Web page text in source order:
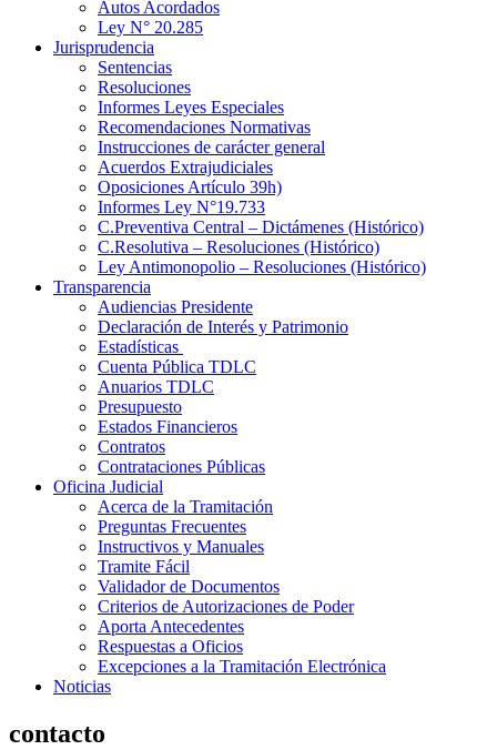
Autos Acordados
Ley N° 20.285
Jurisprudencia
Sentencias
Resoluciones
Informes Leyes Especiales
Recomendaciones Normativas
Instrucciones de carácter general
Acuerdos Extrajudiciales
Oposiciones Artículo 39h)
Informes Ley N°19.733
C.Preventiva Central – Dictámenes (Histórico)
C.Resolutiva – Resoluciones (Histórico)
Ley Antimonopolio – Resoluciones (Histórico)
Transparencia
Audiencias Presidente
Declaración de Interés y Patrimonio
Estadísticas
Cuenta Pública TDLC
Anuarios TDLC
Presupuesto
Estados Financieros
Contratos
Contrataciones Públicas
Oficina Judicial
Acerca de la Tramitación
Preguntas Frecuentes
Instructivos y Manuales
Tramite Fácil
Validador de Documentos
Criterios de Autorizaciones de Poder
Aporta Antecedentes
Respuestas a Oficios
Excepciones a la Tramitación Electrónica
Noticias
contacto